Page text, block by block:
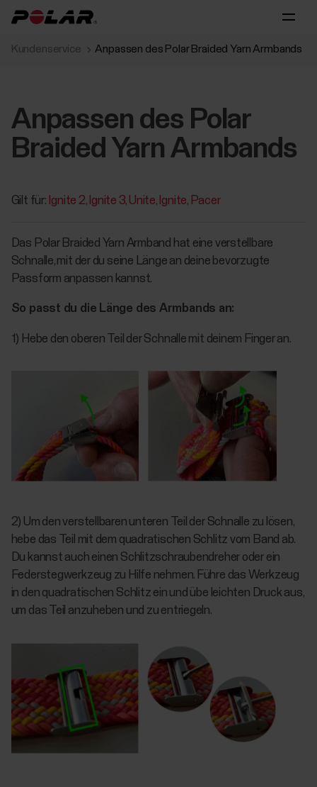
Kundenservice Anpassen des Polar Braided Yarn Armbands
Anpassen des Polar
Braided Yarn Armbands
Gilt für: Ignite 2 Ignite 3 Unite Ignite Pacer
Das Polar Braided Yarn Armband hat eine verstellbare
Schnalle, mit der du seine Länge an deine bevorzugte
Passform anpassen kannst.
So passt du die Länge des Armbands an:
1) Hebe den oberen Teil der Schnalle mit deinem Finger an.
2) Um den verstellbaren unteren Teil der Schnalle zu lösen,
hebe das Teil mit dem quadratischen Schlitz vom Band ab.
Du kannst auch einen Schlitzschraubendreher oder ein
Federstegwerkzeug zu Hilfe nehmen. Führe das Werkzeug
in den quadratischen Schlitz ein und übe leichten Druck aus,
um das Teil anzuheben und zu entriegeln.